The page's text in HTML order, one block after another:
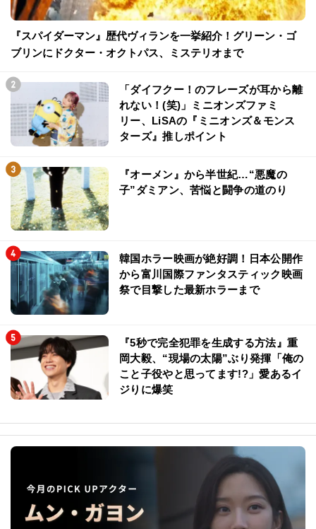
『スパイダーマン』歴代ヴィランを一挙紹介！グリーン・ゴ
ブリンにドクター・オクトパス、ミステリオまで
「ダイフクー！のフレーズが耳から離
れない！(笑)」ミニオンズファミ
リー、LiSAの『ミニオンズ＆モンス
ターズ』推しポイント
『オーメン』から半世紀…“悪魔の
子”ダミアン、苦悩と闘争の道のり
韓国ホラー映画が絶好調！日本公開作
から富川国際ファンタスティック映画
祭で目撃した最新ホラーまで
『5秒で完全犯罪を生成する方法』重
岡大毅、“現場の太陽”ぶり発揮「俺の
こと子役やと思ってます!?」愛あるイ
ジりに爆笑